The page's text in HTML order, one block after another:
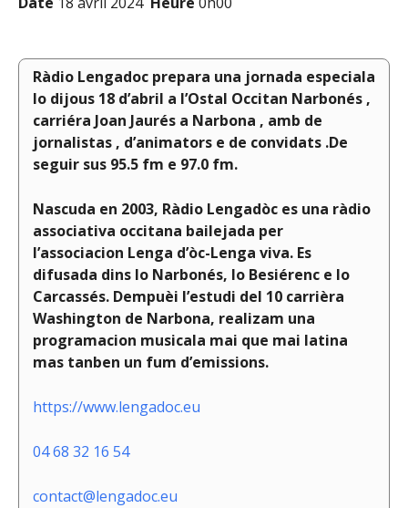
Ràdio Lengadoc prepara una jornada especiala
lo dijous 18 d’abril a l’Ostal Occitan Narbonés ,
carriéra Joan Jaurés a Narbona , amb de
jornalistas , d’animators e de convidats .De
seguir sus 95.5 fm e 97.0 fm.
Nascuda en 2003, Ràdio Lengadòc es una ràdio
associativa occitana bailejada per
l’associacion Lenga d’òc-Lenga viva. Es
difusada dins lo Narbonés, lo Besiérenc e lo
Carcassés. Dempuèi l’estudi del 10 carrièra
Washington de Narbona, realizam una
programacion musicala mai que mai latina
mas tanben un fum d’emissions.
https://www.lengadoc.eu
04 68 32 16 54
contact@lengadoc.eu